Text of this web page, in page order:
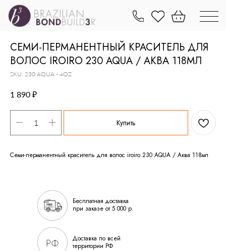
СЕМИ-ПЕРМАНЕНТНЫЙ КРАСИТЕЛЬ ДЛЯ
ВОЛОС IROIRO 230 AQUA / АКВА 118МЛ
SKU: 230 AQUA - 4OZ
1 890 ₽
Купить
Семи-перманентный краситель для волос iroiro 230 AQUA / Аква 118мл
Доставка по всей
территории РФ
Бесплатная доставка
при заказе от 5 000 р.